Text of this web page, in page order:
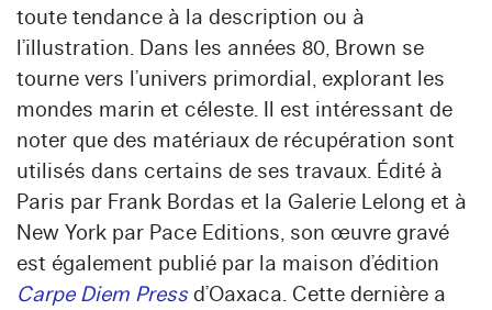
toute tendance à la description ou à
l’illustration. Dans les années 80, Brown se
tourne vers l’univers primordial, explorant les
mondes marin et céleste. Il est intéressant de
noter que des matériaux de récupération sont
utilisés dans certains de ses travaux. Édité à
Paris par Frank Bordas et la Galerie Lelong et à
New York par Pace Editions, son œuvre gravé
est également publié par la maison d’édition
Carpe Diem Pressd’Oaxaca. Cette dernière a